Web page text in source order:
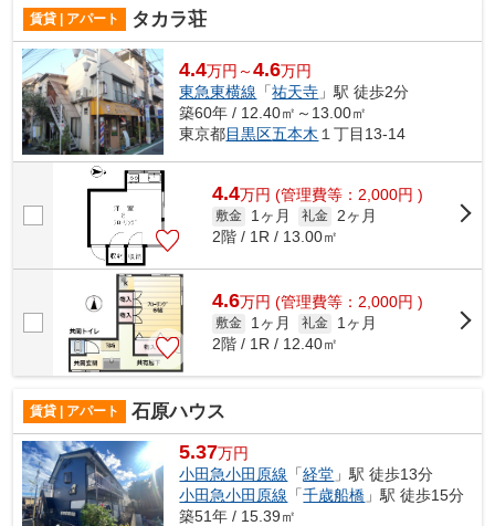
賃貸 | アパート タカラ荘
4.4万円～4.6万円
東急東横線 「祐天寺 」駅 徒歩2分
築60年 / 12.40㎡～13.00㎡
東京都目黒区五本木 １丁目13-14
4.4万円 (管理費等：2,000円 )
敷金 1ヶ月 礼金 2ヶ月
2階 / 1R / 13.00㎡
4.6万円 (管理費等：2,000円 )
敷金 1ヶ月 礼金
1ヶ月
2階 / 1R / 12.40㎡
賃貸 | アパート 石原ハウス
5.37万円
小田急小田原線 「経堂 」駅 徒歩13分
小田急小田原線 「千歳船橋 」駅 徒歩15分
築51年 / 15.39㎡